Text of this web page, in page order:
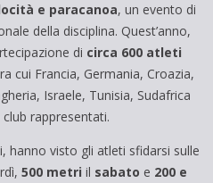
e paracanoa, un evento di
della disciplina. Quest’anno,
di circa 600 atleti
cui Francia, Germania, Croazia,
Israele, Tunisia, Sudafrica
rappresentati.
hanno visto gli atleti sfidarsi sulle
500 metri il sabato e 200 e